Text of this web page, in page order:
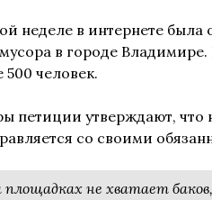
неделе в интернете была
в городе
500 человек.
петиции утверждают,
со своими
площадках не хватает